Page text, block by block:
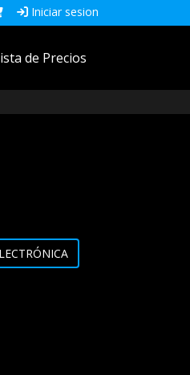
Iniciar sesion
de Precios